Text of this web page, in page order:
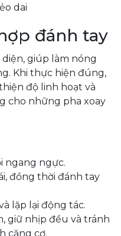
dai
đánh tay
giúp làm nóng
Khi thực hiện đúng,
độ linh hoạt và
cho những pha xoay
ngang ngực.
đồng thời đánh tay
lặp lại động tác.
giữ nhịp đều và tránh
căng cơ.